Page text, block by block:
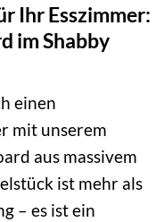
Ihr Esszimmer:
im Shabby
einen
mit unserem
aus massivem
ist mehr als
– es ist ein